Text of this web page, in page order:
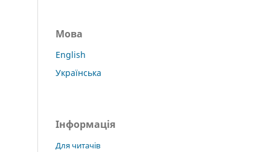
Мова
English
Українська
Інформація
Для читачів